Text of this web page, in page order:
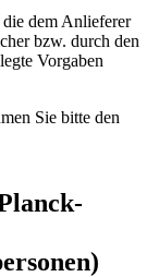
dem Anlieferer
bzw. durch den
Vorgaben
Sie bitte den